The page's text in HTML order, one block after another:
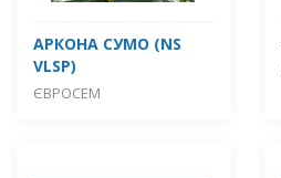
АРКОНА СУМО (NS
VLSP)
ЄВРОСЕМ